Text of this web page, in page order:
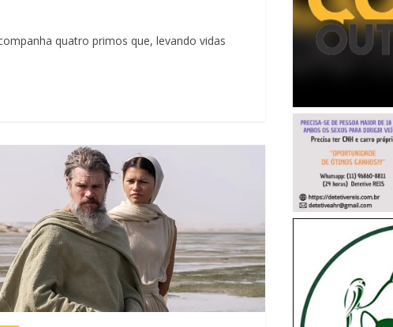
quatro primos que, levando vidas